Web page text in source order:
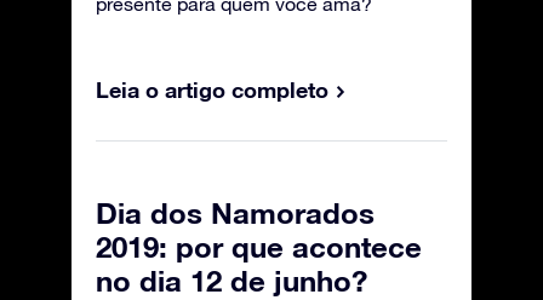
Leia o artigo completo
Dia dos Namorados
2019: por que acontece
no dia 12 de junho?